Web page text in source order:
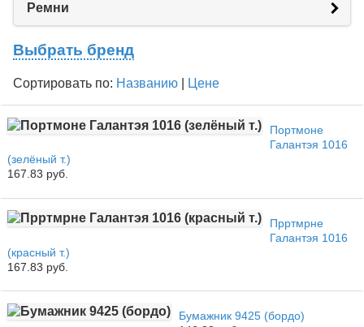
Ремни
Выбрать бренд
Сортировать по: Названию Цене
Портмоне
Галантэя 1016
(зелёный т.)
167.83 руб.
Прртмрне
Галантэя 1016
(красный т.)
167.83 руб.
Бумажник 9425 (бордо)